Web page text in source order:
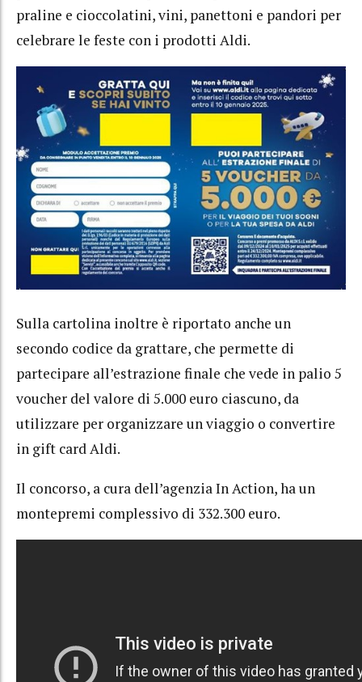
praline e cioccolatini, vini, panettoni e pandori per
celebrare le feste con i prodotti Aldi.
Sulla cartolina inoltre è riportato anche un
secondo codice da grattare, che permette di
partecipare all’estrazione finale che vede in palio 5
voucher del valore di 5.000 euro ciascuno, da
utilizzare per organizzare un viaggio o convertire
in gift card Aldi.
Il concorso, a cura dell’agenzia In Action, ha un
montepremi complessivo di 332.300 euro.